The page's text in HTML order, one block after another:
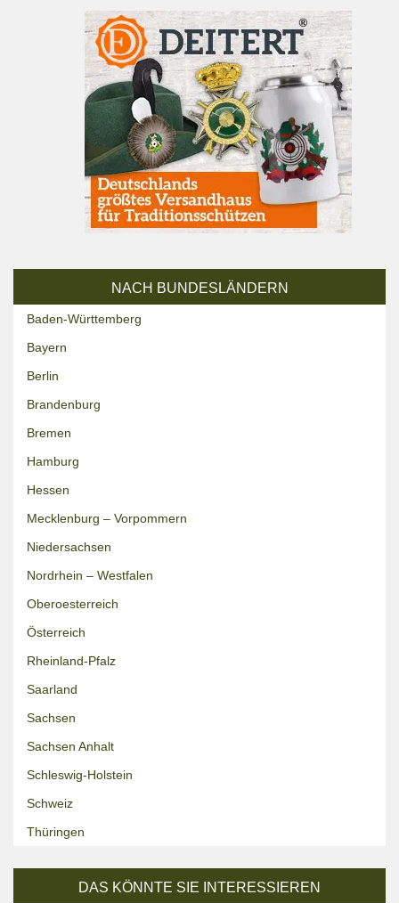
NACH BUNDESLÄNDERN
Baden-Württemberg
Bayern
Berlin
Brandenburg
Bremen
Hamburg
Hessen
Mecklenburg – Vorpommern
Niedersachsen
Nordrhein – Westfalen
Oberoesterreich
Österreich
Rheinland-Pfalz
Saarland
Sachsen
Sachsen Anhalt
Schleswig-Holstein
Schweiz
Thüringen
DAS KÖNNTE SIE INTERESSIEREN